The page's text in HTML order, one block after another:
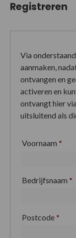
Registreren
Via
aanmaken,
ontvangen en
activeren en
ontvangt hier
uitsluitend als
Voornaam *
Bedrijfsnaam *
Postcode *